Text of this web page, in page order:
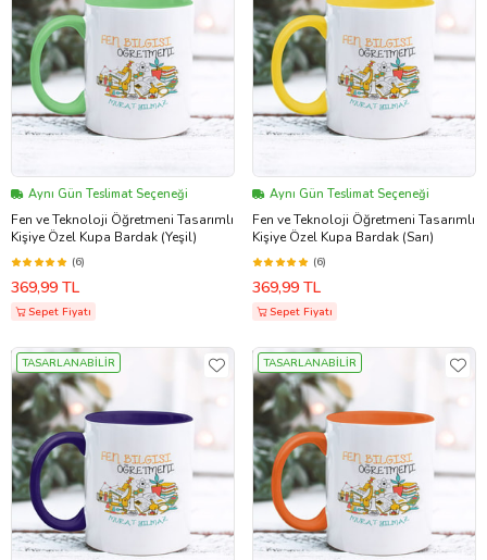
Aynı Gün Teslimat Seçeneği
Fen ve Teknoloji Öğretmeni Tasarımlı
Kişiye Özel Kupa Bardak (Yeşil)
(6)
369,99 TL
Sepet Fiyatı
Aynı Gün Teslimat Seçeneği
Fen ve Teknoloji Öğretmeni Tasarımlı
Kişiye Özel Kupa Bardak (Sarı)
(6)
369,99 TL
Sepet Fiyatı
TASARLANABİLİR TASARLANABİLİR